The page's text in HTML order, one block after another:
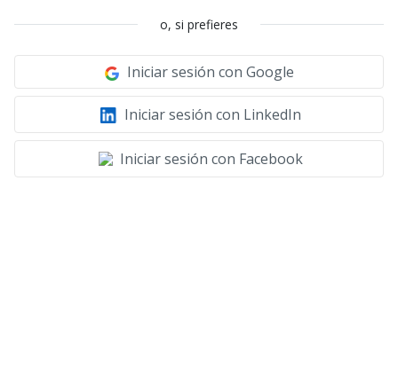
o, si prefieres
Iniciar sesión con Google
Iniciar sesión con LinkedIn
Iniciar sesión con Facebook